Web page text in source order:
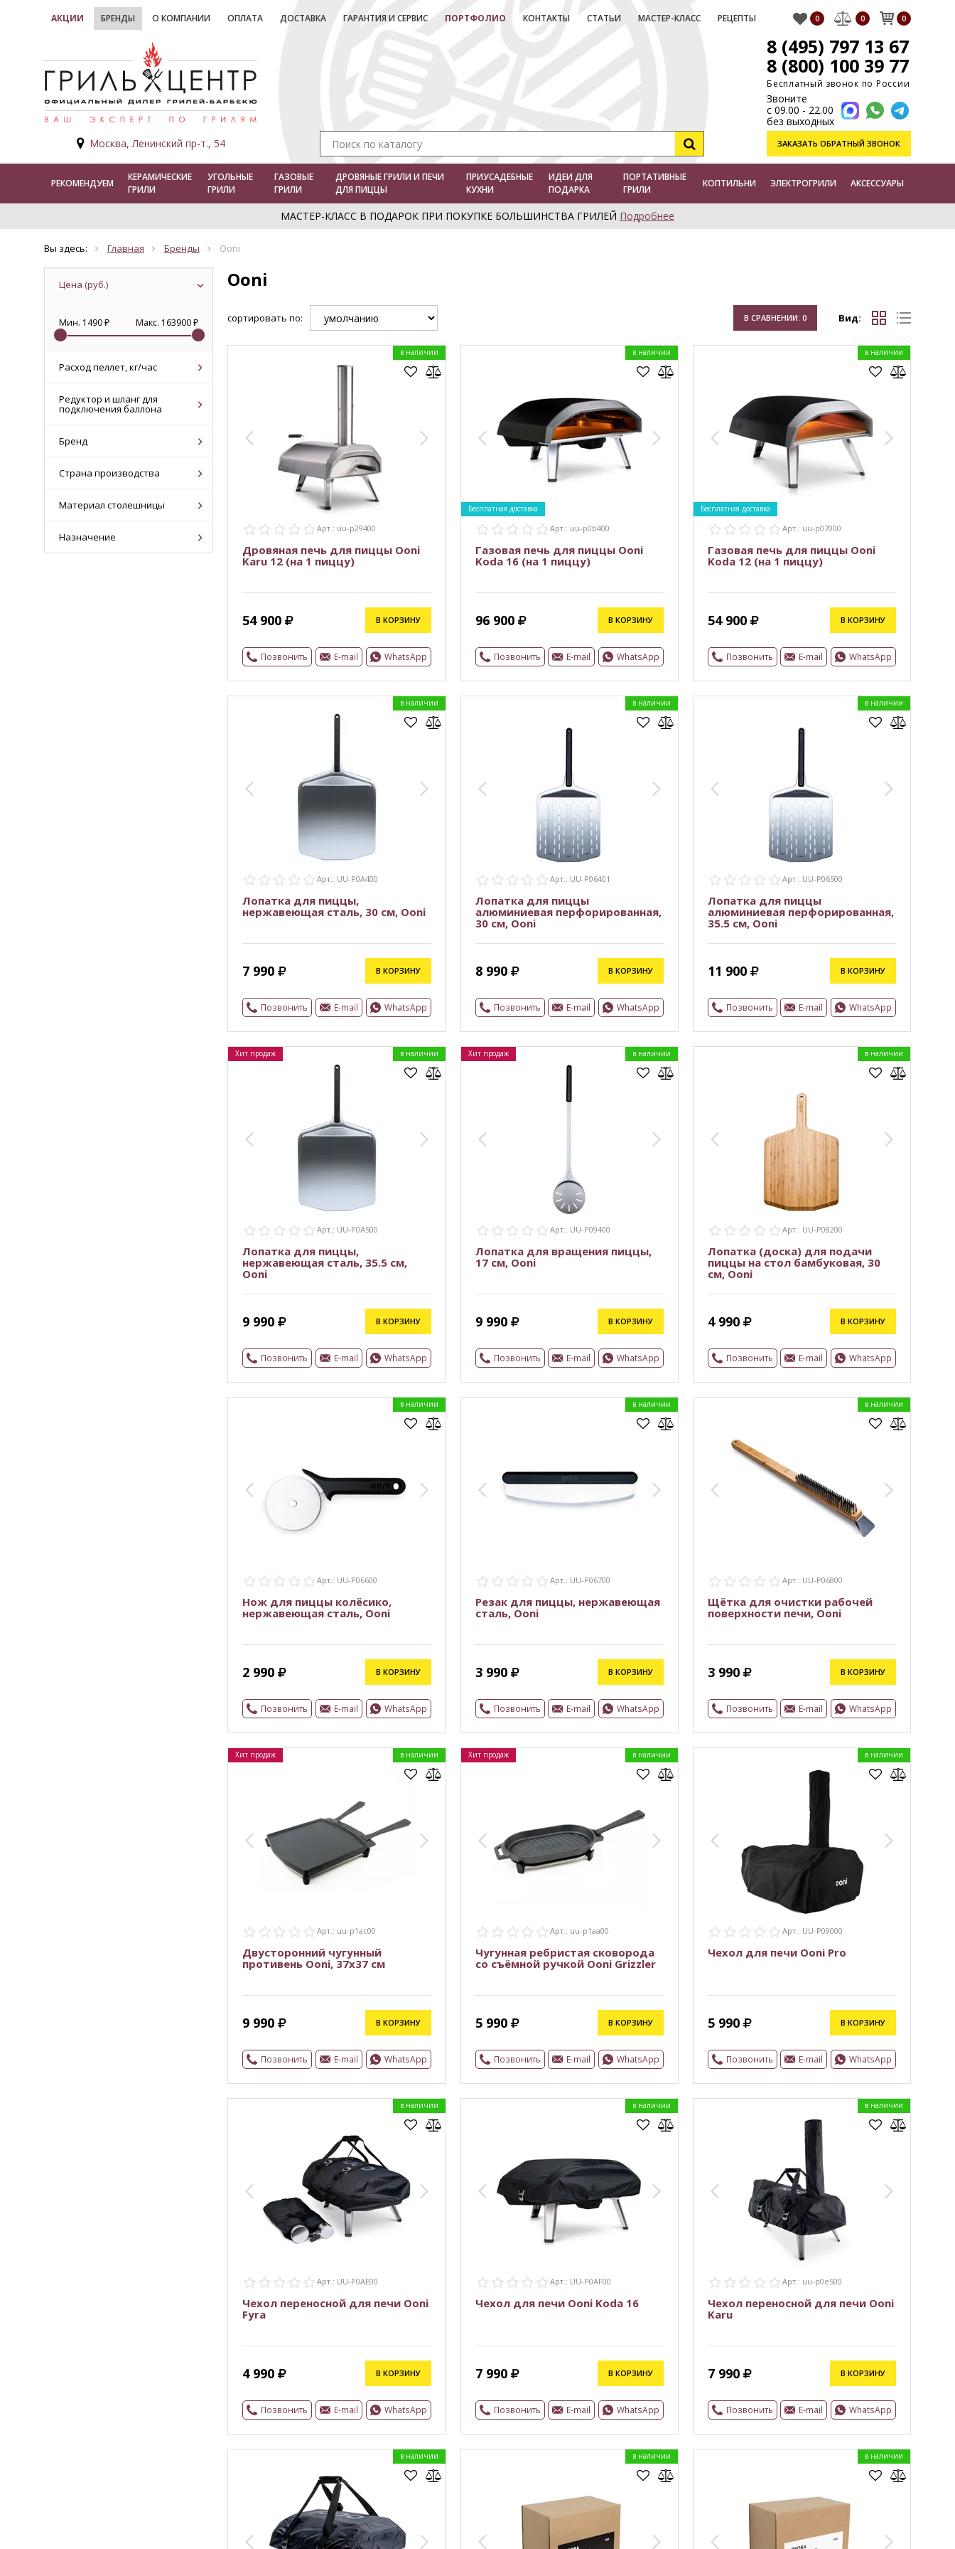
АКЦИИ БРЕНДЫ О КОМПАНИИ ОПЛАТА ДОСТАВКА ГАРАНТИЯ И СЕРВИС ПОРТФОЛИО КОНТАКТЫ СТАТЬИ МАСТЕР-КЛАСС РЕЦЕПТЫ 0 0 0
Москва, Ленинский пр-т., 54
8 (495) 797 13 67
8 (800) 100 39 77
Бесплатный звонок по России
Звоните
с 09.00 - 22.00
без выходных
ЗАКАЗАТЬ ОБРАТНЫЙ ЗВОНОК
РЕКОМЕНДУЕМ
КЕРАМИЧЕСКИЕ
ГРИЛИ
УГОЛЬНЫЕ
ГРИЛИ
ГАЗОВЫЕ
ГРИЛИ
ДРОВЯНЫЕ ГРИЛИ И ПЕЧИ
ДЛЯ ПИЦЦЫ
ПРИУСАДЕБНЫЕ
КУХНИ
ИДЕИ ДЛЯ
ПОДАРКА
ПОРТАТИВНЫЕ
ГРИЛИ
КОПТИЛЬНИ ЭЛЕКТРОГРИЛИ АКСЕССУАРЫ
МАСТЕР-КЛАСС В ПОДАРОК ПРИ ПОКУПКЕ БОЛЬШИНСТВА ГРИЛЕЙ Подробнее
Вы здесь: Главная Бренды Ooni
Цена (руб.)
Мин. 1490 ₽ Макс. 163900 ₽
Расход пеллет, кг/час
Редуктор и шланг для
подключения баллона
Бренд
Страна производства
Материал столешницы
Назначение
Ooni
сортировать по: В СРАВНЕНИИ: 0 Вид:
в наличии
Арт.: uu-p29400
Дровяная печь для пиццы Ooni
Karu 12 (на 1 пиццу)
54 900 В КОРЗИНУ
Позвонить E-mail WhatsApp
Бесплатная доставка
в наличии
Арт.: uu-p0b400
Газовая печь для пиццы Ooni
Koda 16 (на 1 пиццу)
96 900 В КОРЗИНУ
Позвонить E-mail WhatsApp
Бесплатная доставка
в наличии
Арт.: uu-p07000
Газовая печь для пиццы Ooni
Koda 12 (на 1 пиццу)
54 900 В КОРЗИНУ
Позвонить E-mail WhatsApp
в наличии
Арт.: UU-P0A400
Лопатка для пиццы,
нержавеющая сталь, 30 см, Ooni
7 990 В КОРЗИНУ
Позвонить E-mail WhatsApp
в наличии
Арт.: UU-P06401
Лопатка для пиццы
алюминиевая перфорированная,
30 см, Ooni
8 990 В КОРЗИНУ
Позвонить E-mail WhatsApp
в наличии
Арт.: UU-P06500
Лопатка для пиццы
алюминиевая перфорированная,
35.5 см, Ooni
11 900 В КОРЗИНУ
Позвонить E-mail WhatsApp
Хит продаж в наличии
Арт.: UU-P0A500
Лопатка для пиццы,
нержавеющая сталь, 35.5 см,
Ooni
9 990 В КОРЗИНУ
Позвонить E-mail WhatsApp
Хит продаж в наличии
Арт.: UU-P09400
Лопатка для вращения пиццы,
17 см, Ooni
9 990 В КОРЗИНУ
Позвонить E-mail WhatsApp
в наличии
Арт.: UU-P08200
Лопатка (доска) для подачи
пиццы на стол бамбуковая, 30
см, Ooni
4 990 В КОРЗИНУ
Позвонить E-mail WhatsApp
в наличии
Арт.: UU-P06600
Нож для пиццы колёсико,
нержавеющая сталь, Ooni
2 990 В КОРЗИНУ
Позвонить E-mail WhatsApp
в наличии
Арт.: UU-P06700
Резак для пиццы, нержавеющая
сталь, Ooni
3 990 В КОРЗИНУ
Позвонить E-mail WhatsApp
в наличии
Арт.: UU-P06800
Щётка для очистки рабочей
поверхности печи, Ooni
3 990 В КОРЗИНУ
Позвонить E-mail WhatsApp
Хит продаж в наличии
Арт.: uu-p1ac00
Двусторонний чугунный
противень Ooni, 37х37 см
9 990 В КОРЗИНУ
Позвонить E-mail WhatsApp
Хит продаж в наличии
Арт.: uu-p1aa00
Чугунная ребристая сковорода
со съёмной ручкой Ooni Grizzler
5 990 В КОРЗИНУ
Позвонить E-mail WhatsApp
в наличии
Арт.: UU-P09000
Чехол для печи Ooni Pro
5 990 В КОРЗИНУ
Позвонить E-mail WhatsApp
в наличии
Арт.: UU-P0AE00
Чехол переносной для печи Ooni
Fyra
4 990 В КОРЗИНУ
Позвонить E-mail WhatsApp
в наличии
Арт.: UU-P0AF00
Чехол для печи Ooni Koda 16
7 990 В КОРЗИНУ
Позвонить E-mail WhatsApp
в наличии
Арт.: uu-p0e500
Чехол переносной для печи Ooni
Karu
7 990 В КОРЗИНУ
Позвонить E-mail WhatsApp
в наличии в наличии в наличии